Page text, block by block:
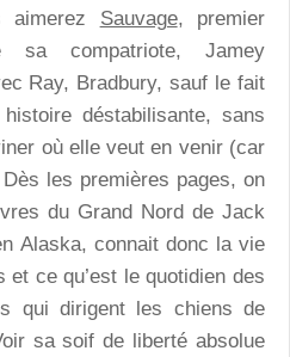
aimerez Sauvage, premier
sa compatriote, Jamey
Ray, Bradbury, sauf le fait
déstabilisante, sans
où elle veut en venir (car
les premières pages, on
du Grand Nord de Jack
Alaska, connait donc la vie
ce qu’est le quotidien des
qui dirigent les chiens de
sa soif de liberté absolue